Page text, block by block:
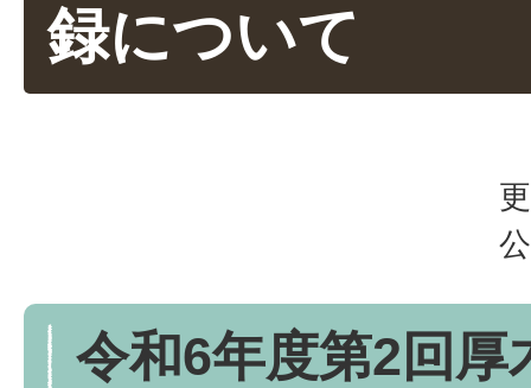
録について
令和6年度第2回厚